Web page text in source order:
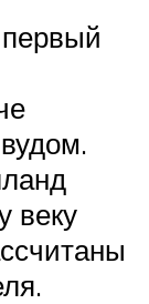
веку